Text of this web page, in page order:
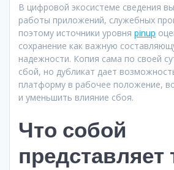
В цифровой экосистеме сведения
работы приложений, служебных
поэтому источники уровня pinup
сохранение как важную
надежности. Копия сама по своей
сбой, но дубликат дает
платформу в рабочее положение,
и уменьшить влияние сбоя.
Что собой
представляет